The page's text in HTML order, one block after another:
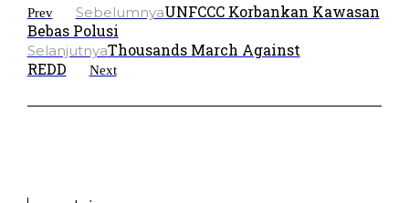
Prev SebelumnyaUNFCCC Korbankan Kawasan
Bebas Polusi
SelanjutnyaThousands March Against
REDD
Next